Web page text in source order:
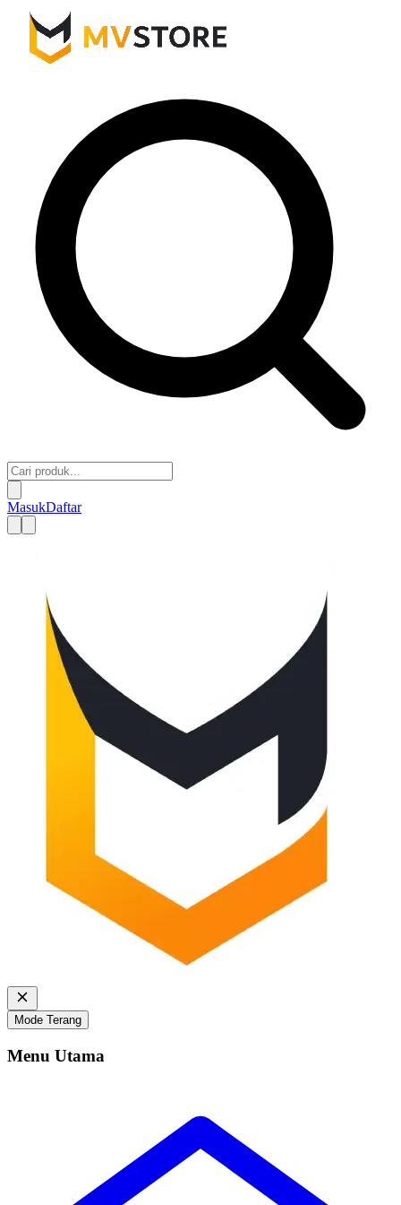
MasukDaftar
Mode Terang
Menu Utama